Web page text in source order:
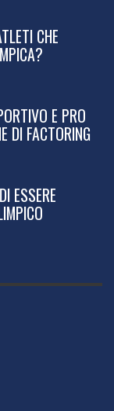
CHE
E PRO
DI FACTORING
ESSERE